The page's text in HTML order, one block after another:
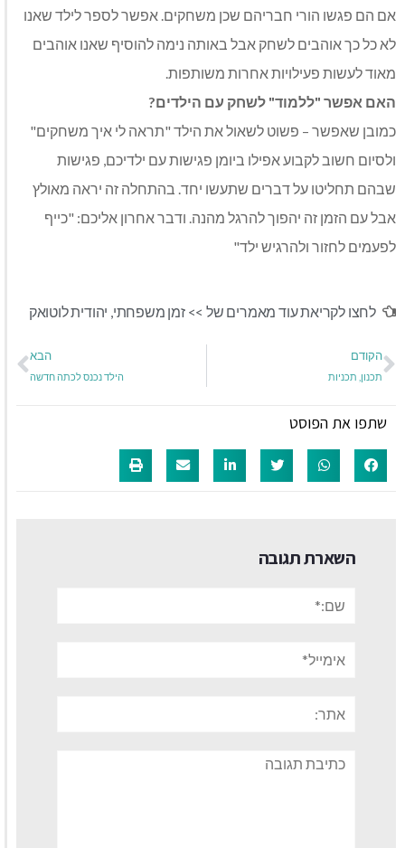
אם הם פגשו הורי חבריהם שכן משחקים. אפשר לספר לילד שאנו
לא כל כך אוהבים לשחק אבל באותה נימה להוסיף שאנו אוהבים
מאוד לעשות פעילויות אחרות משותפות.
האם אפשר "ללמוד" לשחק עם הילדים?
כמובן שאפשר – פשוט לשאול את הילד "תראה לי איך משחקים"
ולסיום חשוב לקבוע אפילו ביומן פגישות עם ילדיכם, פגישות
שבהם תחליטו על דברים שתעשו יחד. בהתחלה זה יראה מאולץ
אבל עם הזמן זה יהפוך להרגל מהנה. ודבר אחרון אליכם: "כייף
לפעמים לחזור ולהרגיש ילד"
לחצו לקריאת עוד מאמרים של >> זמן משפחתי, יהודית לוטואק
הקודם
תכנון, תכניות
הבא
הילד נכנס לכתה חדשה
שתפו את הפוסט
השארת תגובה
תגובה